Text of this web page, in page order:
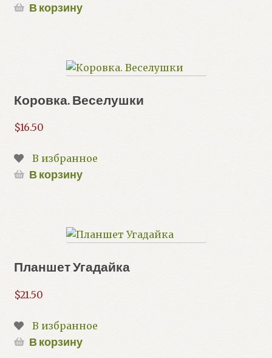
В корзину
Коровка. Веселушки
$16.50
В избранное
В корзину
Планшет Угадайка
$21.50
В избранное
В корзину